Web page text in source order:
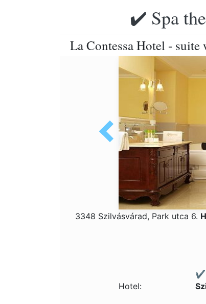
✔️ Spa
La Contessa Hotel -
3348 Szilvásvárad, Park utca 6.
Hotel:
✔️